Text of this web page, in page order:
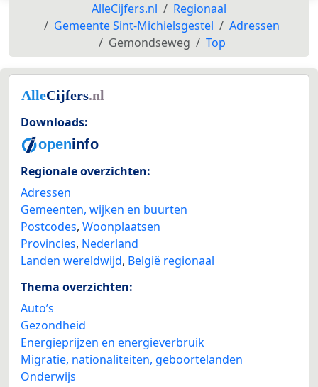
AlleCijfers.nl
Regionaal
Gemeente Sint-Michielsgestel
Adressen
Gemondseweg
Top
Downloads:
Regionale overzichten:
Adressen
Gemeenten, wijken en buurten
Postcodes, Woonplaatsen
Provincies, Nederland
Landen wereldwijd, België regionaal
Thema overzichten:
Auto’s
Gezondheid
Energieprijzen en energieverbruik
Migratie, nationaliteiten, geboortelanden
Onderwijs